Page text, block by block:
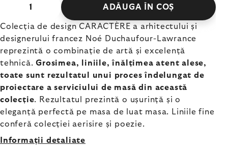
ADĂUGA ÎN COŞ
Colecția de design CARACTÈRE a arhitectului și
designerului francez Noé Duchaufour-Lawrance
reprezintă o combinație de artă și excelență
tehnică.Grosimea, liniile, înălțimea atent alese,
toate sunt rezultatul unui proces îndelungat de
proiectare a serviciului de masă din această
colecție. Rezultatul prezintă o ușurință și o
eleganță perfectă pe masa de luat masa. Liniile fine
conferă colecției aerisire și poezie.
Informaţii detaliate